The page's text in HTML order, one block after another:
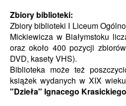
Zbiory biblioteki:
Zbiory biblioteki I Liceum
Mickiewicza w Białymstoku
oraz około 400 pozycji
DVD, kasety VHS).
Biblioteka może też
książek wydanych w XIX
"Dzieła" Ignacego